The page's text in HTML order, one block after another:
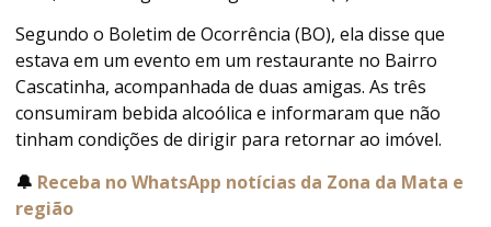
Segundo o Boletim de Ocorrência (BO), ela disse que
estava em um evento em um restaurante no Bairro
Cascatinha, acompanhada de duas amigas. As três
consumiram bebida alcoólica e informaram que não
tinham condições de dirigir para retornar ao imóvel.
🔔 Receba no WhatsApp notícias da Zona da Mata e
região